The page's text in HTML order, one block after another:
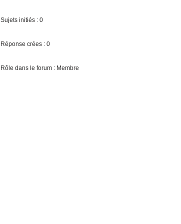
Sujets initiés : 0
Réponse crées : 0
Rôle dans le forum : Membre